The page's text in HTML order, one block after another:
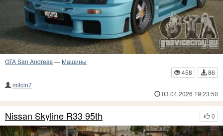
GTA San Andreas— Машины
458
86
milcin7
03.04.2026 19:23:50
0
Nissan Skyline R33 95th